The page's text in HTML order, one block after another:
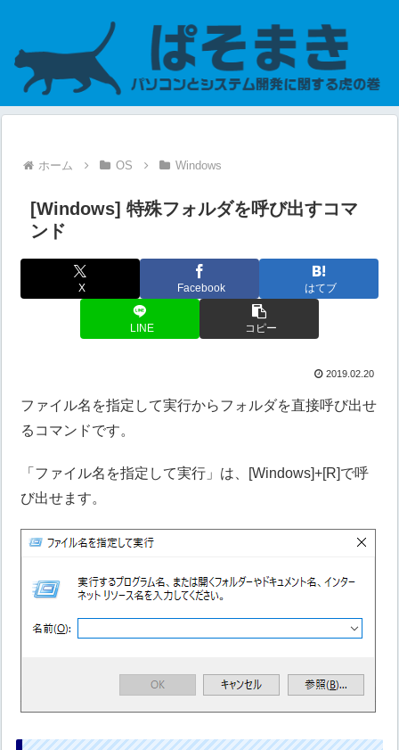
ホーム OS Windows
[Windows] 特殊フォルダを呼び出すコマ
ンド
X Facebook はてブ
LINE コピー
2019.02.20
ファイル名を指定して実行からフォルダを直接呼び出せ
るコマンドです。
「ファイル名を指定して実行」は、[Windows]+[R]で呼
び出せます。